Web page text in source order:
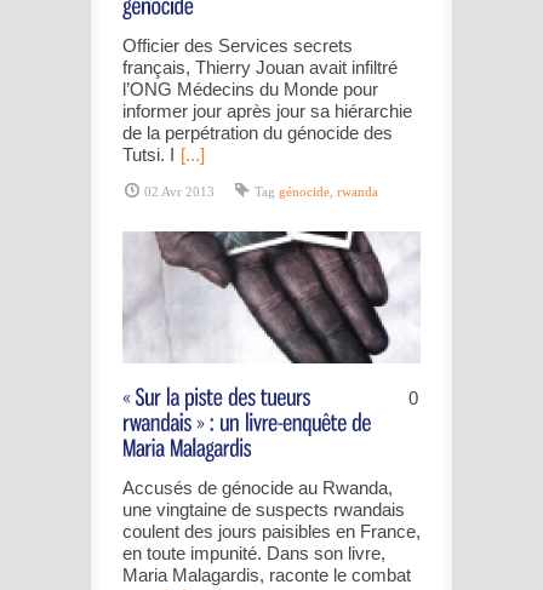
Officier des Services secrets
français, Thierry Jouan avait infiltré
l’ONG Médecins du Monde pour
informer jour après jour sa hiérarchie
de la perpétration du génocide des
Tutsi. I [...]
02 Avr 2013 Tag génocide rwanda
0
Accusés de génocide au Rwanda,
une vingtaine de suspects rwandais
coulent des jours paisibles en France,
en toute impunité. Dans son livre,
Maria Malagardis, raconte le combat